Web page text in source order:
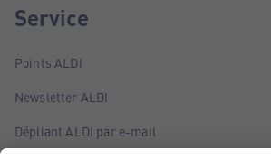
Service
Points ALDI
Newsletter ALDI
Dépliant ALDI par e-mail